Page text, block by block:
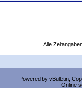
Alle
Powered by vBulletin,
Online